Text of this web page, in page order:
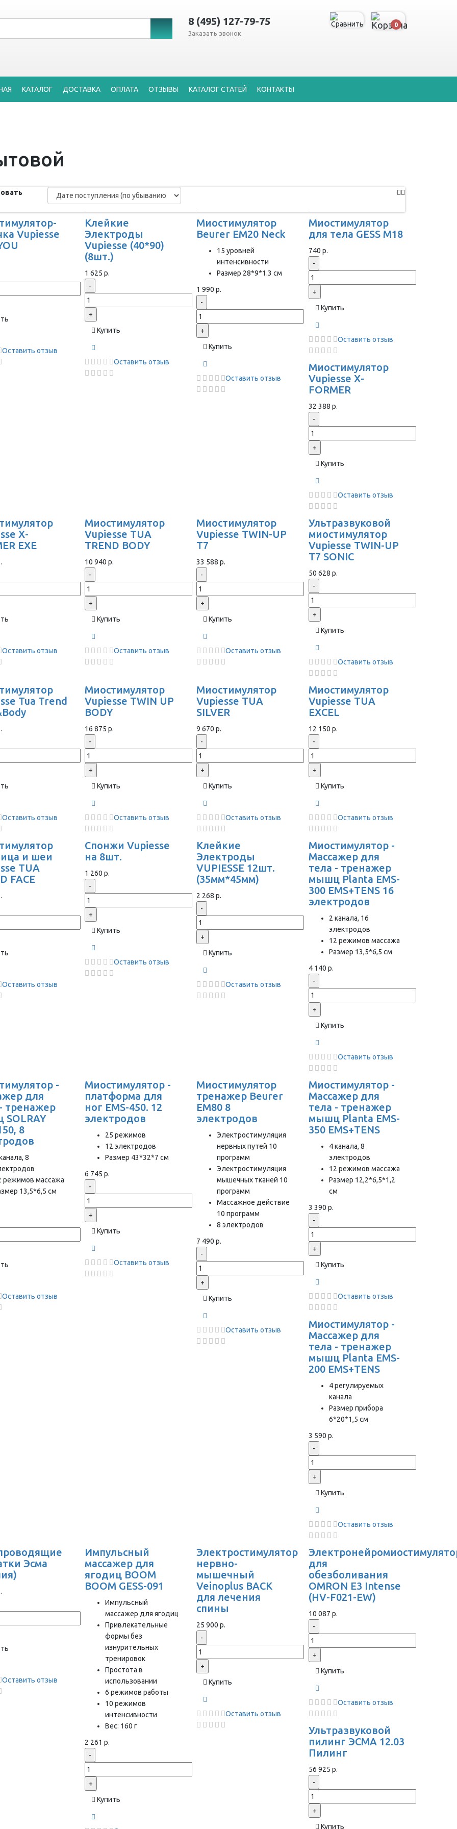
8 (495) 127-79-75
Заказать звонок
0
КАТАЛОГ ДОСТАВКА ОПЛАТА ОТЗЫВЫ КАТАЛОГ СТАТЕЙ КОНТАКТЫ
Vupiesse
Оставить отзыв
Клейкие
Электроды
Vupiesse (40*90)
(8шт.)
1 625 р.
-
+
Купить
Оставить отзыв
Миостимулятор
Beurer EM20 Neck
15 уровней
интенсивности
Размер 28*9*1.3 cм
1 990 р.
-
+
Купить
Оставить отзыв
Миостимулятор
для тела GESS M18
740 р.
-
+
Купить
Оставить отзыв
Миостимулятор
Vupiesse X-
FORMER
32 388 р.
-
+
Купить
Оставить отзыв
X-
EXE
Оставить отзыв
Миостимулятор
Vupiesse TUA
TREND BODY
10 940 р.
-
+
Купить
Оставить отзыв
Миостимулятор
Vupiesse TWIN-UP
T7
33 588 р.
-
+
Купить
Оставить отзыв
Ультразвуковой
миостимулятор
Vupiesse TWIN-UP
T7 SONIC
50 628 р.
-
+
Купить
Оставить отзыв
Tua Trend
Оставить отзыв
Миостимулятор
Vupiesse TWIN UP
BODY
16 875 р.
-
+
Купить
Оставить отзыв
Миостимулятор
Vupiesse TUA
SILVER
9 670 р.
-
+
Купить
Оставить отзыв
Миостимулятор
Vupiesse TUA
EXCEL
12 150 р.
-
+
Купить
Оставить отзыв
и шеи
TUA
FACE
Оставить отзыв
Спонжи Vupiesse
на 8шт.
1 260 р.
-
+
Купить
Оставить отзыв
Клейкие
Электроды
VUPIESSE 12шт.
(35мм*45мм)
2 268 р.
-
+
Купить
Оставить отзыв
Миостимулятор -
Массажер для
тела - тренажер
мышц Planta EMS-
300 EMS+TENS 16
электродов
2 канала, 16
электродов
12 режимов массажа
Размер 13,5*6,5 см
4 140 р.
-
+
Купить
Оставить отзыв
-
для
тренажер
8
8
режимов массажа
13,5*6,5 см
Оставить отзыв
Миостимулятор -
платформа для
ног EMS-450. 12
электродов
25 режимов
12 электродов
Размер 43*32*7 см
6 745 р.
-
+
Купить
Оставить отзыв
Миостимулятор
тренажер Beurer
EM80 8
электродов
Электростимуляция
нервных путей 10
программ
Электростимуляция
мышечных тканей 10
программ
Массажное действие
10 программ
8 электродов
7 490 р.
-
+
Купить
Оставить отзыв
Миостимулятор -
Массажер для
тела - тренажер
мышц Planta EMS-
350 EMS+TENS
4 канала, 8
электродов
12 режимов массажа
Размер 12,2*6,5*1,2
см
3 390 р.
-
+
Купить
Оставить отзыв
Миостимулятор -
Массажер для
тела - тренажер
мышц Planta EMS-
200 EMS+TENS
4 регулируемых
канала
Размер прибора
6*20*1,5 см
3 590 р.
-
+
Купить
Оставить отзыв
Эсма
Оставить отзыв
Импульсный
массажер для
ягодиц BOOM
BOOM GESS-091
Импульсный
массажер для ягодиц
Привлекательные
формы без
изнурительных
тренировок
Простота в
использовании
6 режимов работы
10 режимов
интенсивности
Вес: 160 г
2 261 р.
-
+
Купить
Электростимулятор
нервно-
мышечный
Veinoplus BACK
для лечения
спины
25 900 р.
-
+
Купить
Оставить отзыв
для
обезболивания
OMRON Е3 Intense
(HV-F021-EW)
10 087 р.
-
+
Купить
Оставить отзыв
Ультразвуковой
пилинг ЭСМА 12.03
Пилинг
56 925 р.
-
+
Купить